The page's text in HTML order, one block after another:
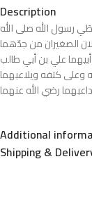
Description
رسول الله صلى الله
الصغيران من جدّهما
علي بن أبي طالب
وعلى كتفه ويلاعبهما
رضي الله عنهما
Additional
Shipping &